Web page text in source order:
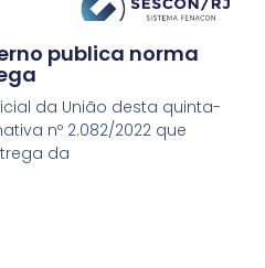
publica norma
da União desta quinta-
nº 2.082/2022 que
da